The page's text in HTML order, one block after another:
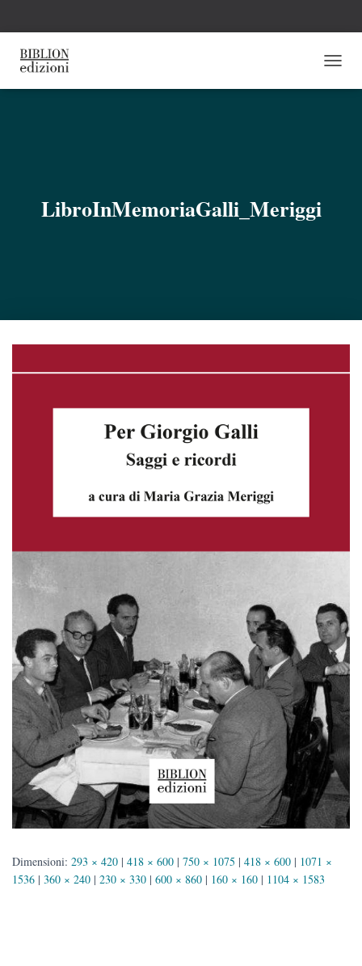
A
E
LibroInMemoriaGalli_Meriggi
Dimensioni: 293 × 420 | 418 × 600 | 750 × 1075 | 418 × 600 | 1071 ×
1536 | 360 × 240 | 230 × 330 | 600 × 860 | 160 × 160 | 1104 × 1583